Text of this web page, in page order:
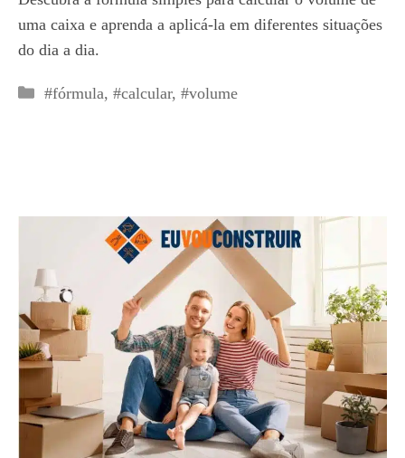
uma caixa e aprenda a aplicá-la em diferentes situações
do dia a dia.
Categorias
#fórmula, #calcular, #volume